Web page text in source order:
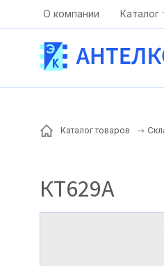
Москва, ул.
О компании Каталог
Каталог товаров
КТ629А